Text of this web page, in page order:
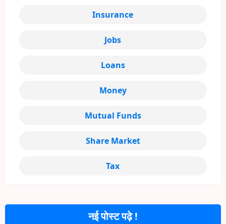
नई पोस्ट पढ़े !
Insurance
Jobs
Loans
Money
Mutual Funds
Share Market
Tax